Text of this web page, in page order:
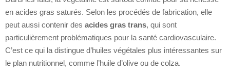
en acides gras saturés. Selon les procédés de fabrication, elle
peut aussi contenir des acides gras trans, qui sont
particulièrement problématiques pour la santé cardiovasculaire.
C’est ce qui la distingue d’huiles végétales plus intéressantes sur
le plan nutritionnel, comme l’huile d’olive ou de colza.